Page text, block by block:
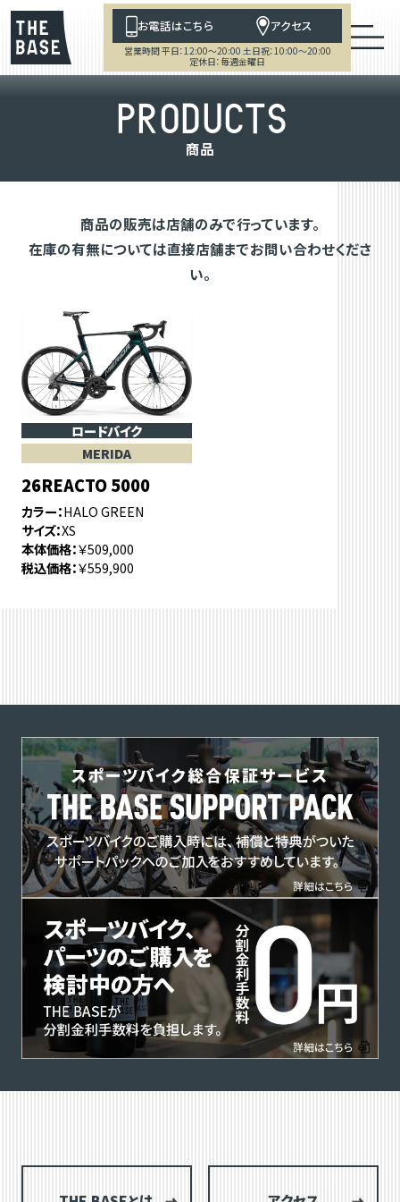
お電話はこちら アクセス
営業時間 平日：12:00～20:00 土日祝：10:00～20:00
定休日：毎週金曜日
PRODUCTS
商品
商品の販売は店舗のみで行っています。
在庫の有無については直接店舗までお問い合わせくださ
い。
ロードバイク
MERIDA
26REACTO 5000
カラー HALO GREEN
サイズ XS
本体価格 ￥509,000
税込価格 ￥559,900